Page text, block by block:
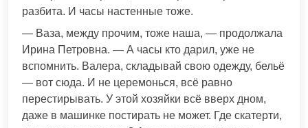
разбита. И часы настенные тоже.
— Ваза, между прочим, тоже наша, — продолжала
Ирина Петровна. — А часы кто дарил, уже не
вспомнить. Валера, складывай свою одежду, бельё
— вот сюда. И не церемонься, всё равно
перестирывать. У этой хозяйки всё вверх дном,
даже в машинке постирать не может. Где скатерти,